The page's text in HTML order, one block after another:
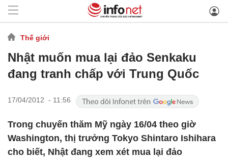
Thế giới
Nhật muốn mua lại đảo Senkaku
đang tranh chấp với Trung Quốc
17/04/2012 - 11:56
Trong chuyến thăm Mỹ ngày 16/04 theo giờ
Washington, thị trưởng Tokyo Shintaro Ishihara
cho biết, Nhật đang xem xét mua lại đảo